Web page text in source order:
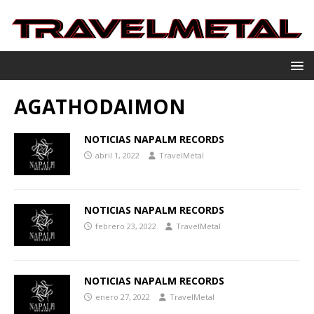
AGATHODAIMON
NOTICIAS NAPALM RECORDS
abril 1, 2022 TravelMetal
NOTICIAS NAPALM RECORDS
febrero 23, 2022 TravelMetal
NOTICIAS NAPALM RECORDS
enero 27, 2022 TravelMetal